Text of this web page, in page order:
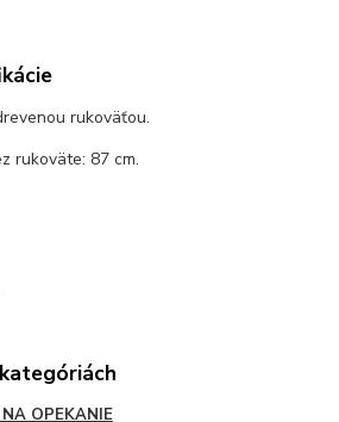
rukoväťou.
rukoväte: 87 cm.
OPEKANIE